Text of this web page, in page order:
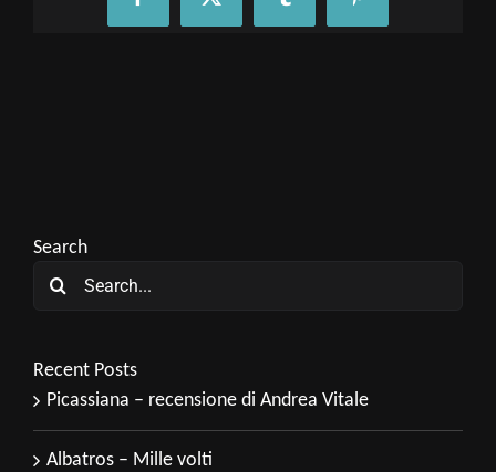
FacebookX Tumblr Pinterest
Search
Search
Recent Posts
Picassiana – recensione di Andrea Vitale
Albatros – Mille volti